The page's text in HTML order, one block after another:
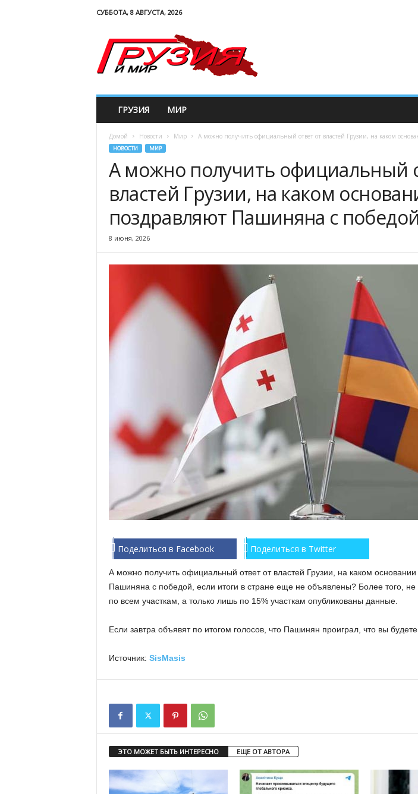
СУББОТА, 8 АВГУСТА, 2026
o
ГРУЗИЯ МИР
Домой Новости Мир А можно получить официальный ответ от властей Грузии, на каком
НОВОСТИ МИР
А можно получить официальный
властей Грузии, на каком
поздравляют Пашиняна с победой
8 июня, 2026
Поделиться в Facebook Поделиться в Twitter
А можно получить официальный ответ от властей Грузии, на каком
Пашиняна с победой, если итоги в стране еще не объявлены? Более того, не
по всем участкам, а только лишь по 15% участкам опубликованы данные.
Если завтра объявят по итогом голосов, что Пашинян проиграл, что вы
Источник: SisMasis
ЭТО МОЖЕТ БЫТЬ ИНТЕРЕСНО ЕЩЕ ОТ АВТОРА